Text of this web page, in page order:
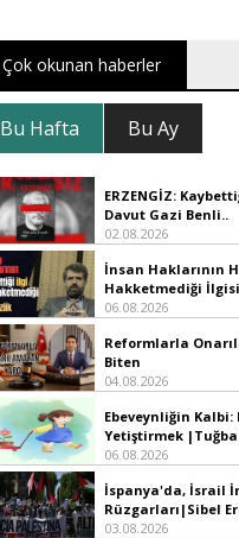
Çok okunan haberler
Bu Hafta Bu Ay
ERZENGİZ:
Davut Gazi Benli..
02.08.2026
İnsan Haklarının
Hakketmediği
06.08.2026
Reformlarla
Biten
04.08.2026
Ebeveynliğin
Yetiştirmek |Tuğba
06.08.2026
İspanya'da, İsrail
Rüzgarları|Sibel
03.08.2026